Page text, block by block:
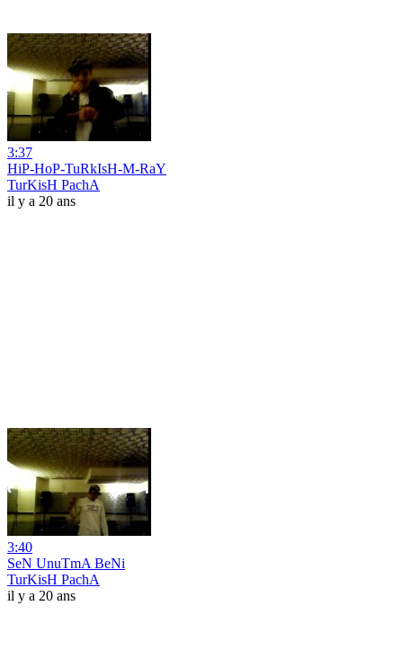
3:37
HiP-HoP-TuRkIsH-M-RaY
TurKisH PachA
il y a 20 ans
3:40
SeN UnuTmA BeNi
TurKisH PachA
il y a 20 ans